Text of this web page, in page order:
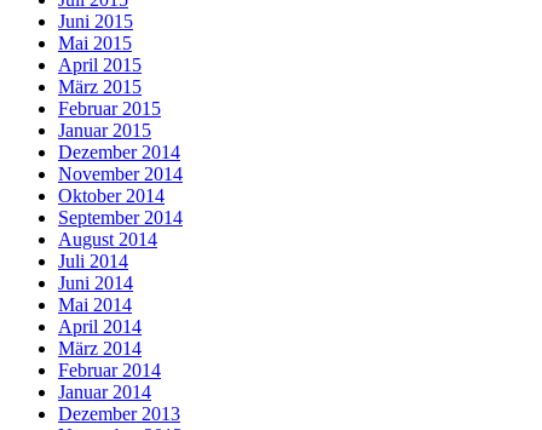
Juni 2015
Mai 2015
April 2015
März 2015
Februar 2015
Januar 2015
Dezember 2014
November 2014
Oktober 2014
September 2014
August 2014
Juli 2014
Juni 2014
Mai 2014
April 2014
März 2014
Februar 2014
Januar 2014
Dezember 2013